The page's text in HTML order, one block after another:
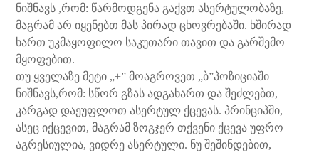
ნიშნავს ,რომ: წარმოდგენა გაქვთ ასერტულობაზე,
მაგრამ არ იყენებთ მას პირად ცხოვრებაში. ხშირად
ხართ უკმაყოფილო საკუთარი თავით და გარშემო
მყოფებით.
თუ ყველაზე მეტი „+” მოაგროვეთ „ბ”პოზიციაში
ნიშნავს,რომ: სწორ გზას ადგახართ და შეძლებთ,
კარგად დაეუფლოთ ასერტულ ქცევას. პრინციპში,
ასეც იქცევით, მაგრამ ზოგჯერ თქვენი ქცევა უფრო
აგრესიულია, ვიდრე ასერტული. ნუ შეშინდებით,